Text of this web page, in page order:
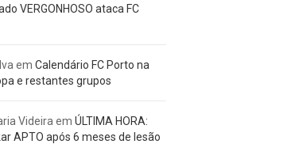
VERGONHOSO ataca FC
em Calendário FC Porto na
e restantes grupos
Videira em ÚLTIMA HORA:
APTO após 6 meses de lesão